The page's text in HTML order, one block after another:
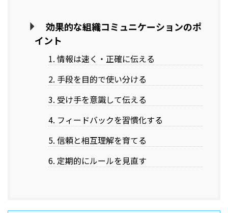
効果的な組織コミュニケーションのポ
イント
1. 情報は速く・正確に伝える
2. 手段を目的で使い分ける
3. 受け手を意識して伝える
4. フィードバックを習慣化する
5. 信頼と相互理解を育てる
6. 定期的にルールを見直す